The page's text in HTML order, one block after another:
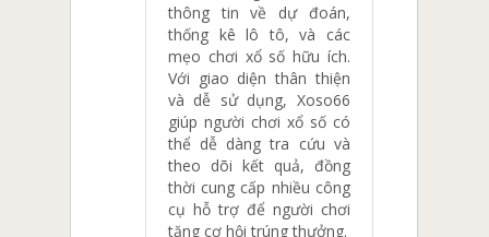
thông tin về dự đoán,
thống kê lô tô, và các
mẹo chơi xổ số hữu ích.
Với giao diện thân thiện
và dễ sử dụng, Xoso66
giúp người chơi xổ số có
thể dễ dàng tra cứu và
theo dõi kết quả, đồng
thời cung cấp nhiều công
cụ hỗ trợ để người chơi
tăng cơ hội trúng thưởng.